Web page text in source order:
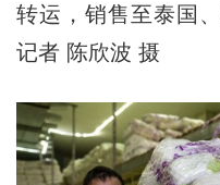
转运，销售至泰国
记者 陈欣波 摄